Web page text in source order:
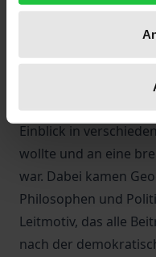
in verschiedenen
Der Band beinhaltet
an der Universität
Einblick in
wollte und an eine
war. Dabei kamen
Philosophen und
Leitmotiv, das alle
nach der